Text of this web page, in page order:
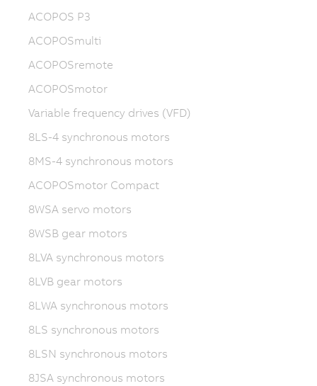
ACOPOS P3
ACOPOSmulti
ACOPOSremote
ACOPOSmotor
Variable frequency drives (VFD)
8LS-4 synchronous motors
8MS-4 synchronous motors
ACOPOSmotor Compact
8WSA servo motors
8WSB gear motors
8LVA synchronous motors
8LVB gear motors
8LWA synchronous motors
8LS synchronous motors
8LSN synchronous motors
8JSA synchronous motors